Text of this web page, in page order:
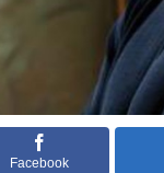
Facebook